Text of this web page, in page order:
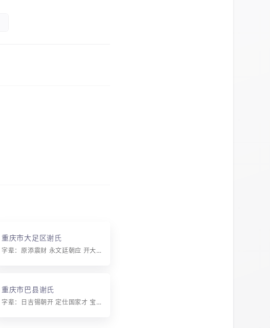
重庆市大足区谢氏
字辈：原添震财 永文廷朝应 开大光升上 世宏杨佑泽 荣锡贞惠昌 宗汝良伯仲 思维崇承时 克嗣万国隆
重庆市巴县谢氏
字辈：日吉锡朝开 定仕国家才 宝树增辉远 鼎盛列三台 祖德宗功大 先芬福荫长 诗书传美业 孝友重伦常 仁义礼智信 诚正守天良 修齐达平治 体用全宏纲 本厚华益茂 源清流自芳 各贤继泰运 昭代发祥光 龙兴同凤举 玉润连金相 经文谋进化 耀武庆安邦 群民思惠泽 勋献易明扬 富贵声荣显 康乐永寿昌